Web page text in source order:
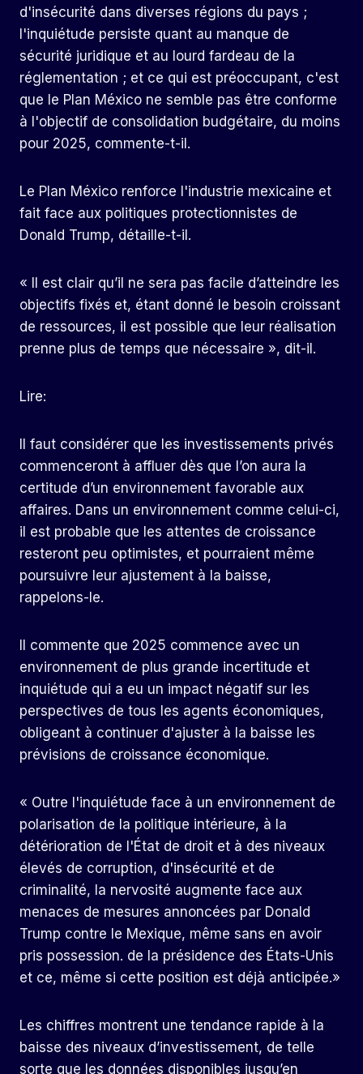
d'insécurité dans diverses régions du pays ;
l'inquiétude persiste quant au manque de
sécurité juridique et au lourd fardeau de la
réglementation ; et ce qui est préoccupant, c'est
que le Plan México ne semble pas être conforme
à l'objectif de consolidation budgétaire, du moins
pour 2025, commente-t-il.
Le Plan México renforce l'industrie mexicaine et
fait face aux politiques protectionnistes de
Donald Trump, détaille-t-il.
« Il est clair qu’il ne sera pas facile d’atteindre les
objectifs fixés et, étant donné le besoin croissant
de ressources, il est possible que leur réalisation
prenne plus de temps que nécessaire », dit-il.
Lire:
Il faut considérer que les investissements privés
commenceront à affluer dès que l’on aura la
certitude d’un environnement favorable aux
affaires. Dans un environnement comme celui-ci,
il est probable que les attentes de croissance
resteront peu optimistes, et pourraient même
poursuivre leur ajustement à la baisse,
rappelons-le.
Il commente que 2025 commence avec un
environnement de plus grande incertitude et
inquiétude qui a eu un impact négatif sur les
perspectives de tous les agents économiques,
obligeant à continuer d'ajuster à la baisse les
prévisions de croissance économique.
« Outre l'inquiétude face à un environnement de
polarisation de la politique intérieure, à la
détérioration de l'État de droit et à des niveaux
élevés de corruption, d'insécurité et de
criminalité, la nervosité augmente face aux
menaces de mesures annoncées par Donald
Trump contre le Mexique, même sans en avoir
pris possession. de la présidence des États-Unis
et ce, même si cette position est déjà anticipée.»
Les chiffres montrent une tendance rapide à la
baisse des niveaux d’investissement, de telle
sorte que les données disponibles jusqu’en